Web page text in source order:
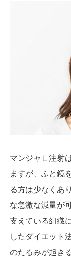
マンジャロ注射
ますが、ふと鏡
る方は少なくあ
な急激な減量が
支えている組織
したダイエット
のたるみが起き